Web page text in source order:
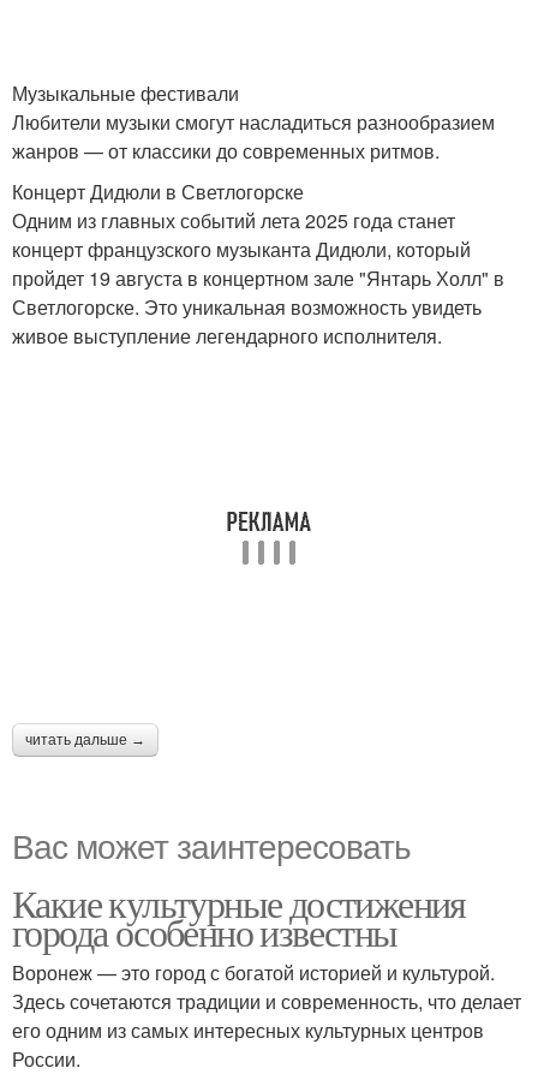
Музыкальные фестивали
Любители музыки смогут насладиться разнообразием
жанров — от классики до современных ритмов.
Концерт Дидюли в Светлогорске
Одним из главных событий лета 2025 года станет
концерт французского музыканта Дидюли, который
пройдет 19 августа в концертном зале "Янтарь Холл" в
Светлогорске. Это уникальная возможность увидеть
живое выступление легендарного исполнителя.
читать дальше →
Вас может заинтересовать
Какие культурные достижения
города особенно известны
Воронеж — это город с богатой историей и культурой.
Здесь сочетаются традиции и современность, что делает
его одним из самых интересных культурных центров
России.